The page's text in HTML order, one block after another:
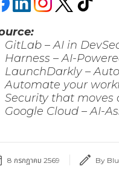
GitLab – AI in
Harness – AI-
LaunchDarkly –
Automate your
Security that moves
Google Cloud – AI-
8 กรกฎาคม 2569 By